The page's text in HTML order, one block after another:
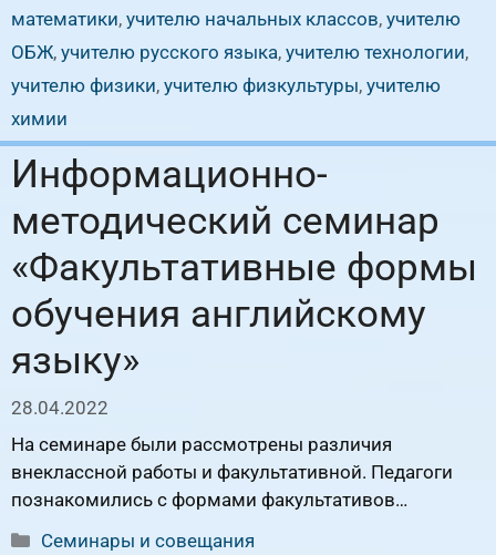
математики, учителю начальных классов, учителю
ОБЖ, учителю русского языка, учителю технологии,
учителю физики, учителю физкультуры, учителю
химии
Информационно-
методический семинар
«Факультативные формы
обучения английскому
языку»
28.04.2022
На семинаре были рассмотрены различия
внеклассной работы и факультативной. Педагоги
познакомились с формами факультативов…
Рубрики
Семинары и совещания